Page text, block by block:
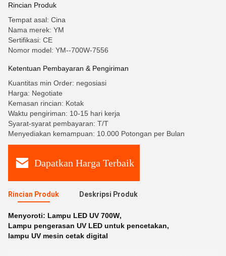
Rincian Produk
Tempat asal: Cina
Nama merek: YM
Sertifikasi: CE
Nomor model: YM--700W-7556
Ketentuan Pembayaran & Pengiriman
Kuantitas min Order: negosiasi
Harga: Negotiate
Kemasan rincian: Kotak
Waktu pengiriman: 10-15 hari kerja
Syarat-syarat pembayaran: T/T
Menyediakan kemampuan: 10.000 Potongan per Bulan
Dapatkan Harga Terbaik
Rincian Produk Deskripsi Produk
Menyoroti: Lampu LED UV 700W,
Lampu pengerasan UV LED untuk pencetakan,
lampu UV mesin cetak digital